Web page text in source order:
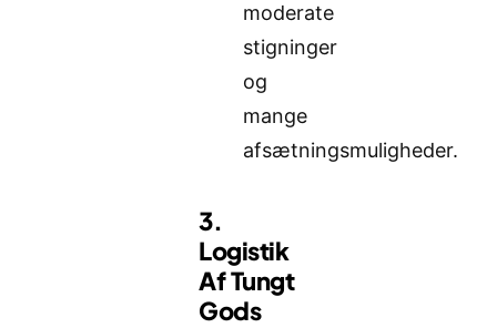
moderate
stigninger
og
mange
afsætningsmuligheder.
3.
Logistik
Af Tungt
Gods